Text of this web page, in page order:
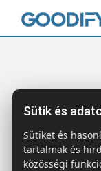
Főoldal
Sütik és
Sütiket és
tartalmak és
közösségi